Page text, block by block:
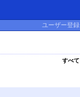
ユーザー登録
すべて